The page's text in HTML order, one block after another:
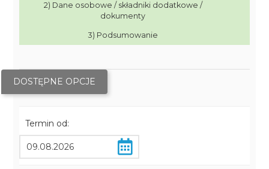
2) Dane osobowe / składniki dodatkowe /
dokumenty
3) Podsumowanie
DOSTĘPNE OPCJE
Termin od: